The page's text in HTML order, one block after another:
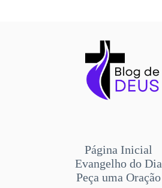
Página Inicial
Evangelho do Dia
Peça uma Oração